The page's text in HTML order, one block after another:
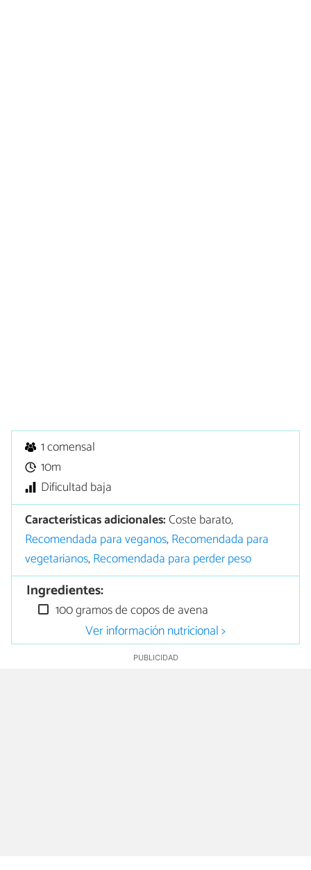
1 comensal
10m
Dificultad baja
Características adicionales:Coste barato,
Recomendada para veganos,Recomendada para
vegetarianos,Recomendada para perder peso
Ingredientes:
100 gramos de copos de avena
Ver información nutricional >